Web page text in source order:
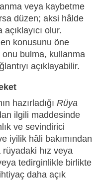
veya kaybetme
düzen; aksi hâlde
olur.
konusunu öne
onu bulma, kullanma
açıklayabilir.
hazırladığı Rüya
ilgili maddesinde
ve sevindirici
iyilik hâli bakımından
hız veya
tedirginlikle birlikte
daha açık